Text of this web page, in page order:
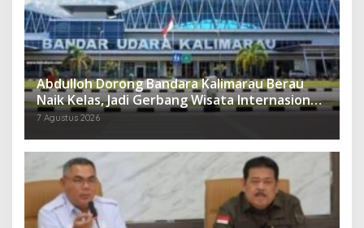
Abdulloh Dorong Bandara Kalimarau Berau
Naik Kelas, Jadi Gerbang Wisata Internasional
Kaltim
7 Agustus 2026